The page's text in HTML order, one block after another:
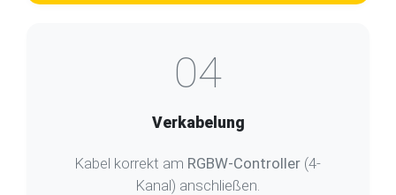
04
Verkabelung
Kabel korrekt am RGBW-Controller (4-
Kanal) anschließen.